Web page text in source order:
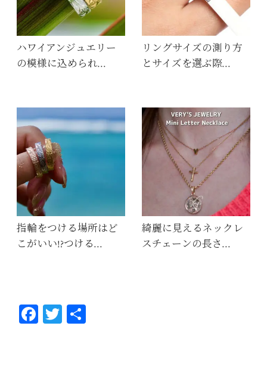
ハワイアンジュエリー
の模様に込められ…
リングサイズの測り方
とサイズを選ぶ際…
指輪をつける場所はど
こがいい!?つける…
綺麗に見えるネックレ
スチェーンの長さ…
Fa T